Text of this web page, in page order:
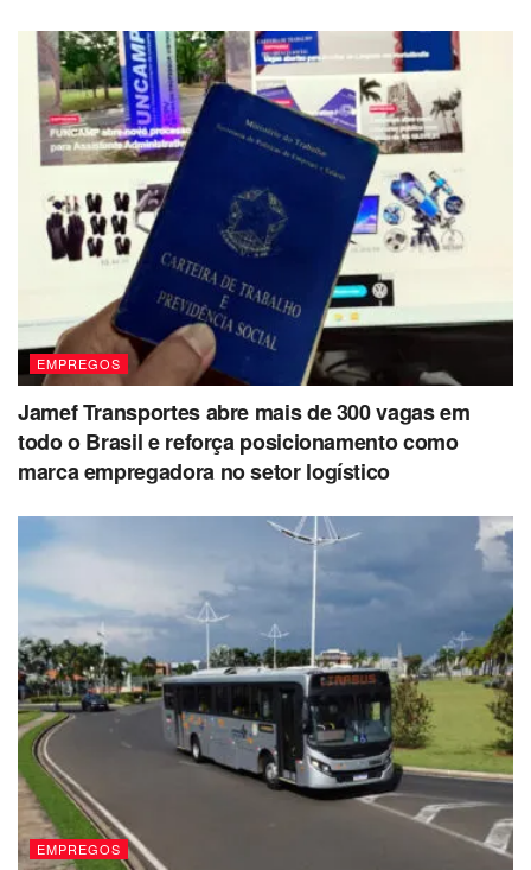
EMPREGOS
Jamef Transportes abre mais de 300 vagas em
todo o Brasil e reforça posicionamento como
marca empregadora no setor logístico
EMPREGOS